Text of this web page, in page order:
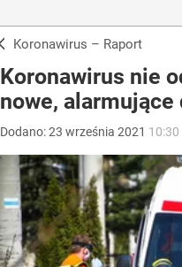
Koronawirus – Raport
Koronawirus nie
nowe, alarmujące
Dodano:23 września 2021 10:30